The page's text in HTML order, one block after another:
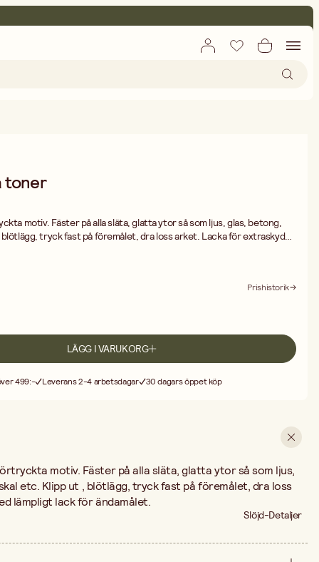
toner
motiv. Fäster på alla släta, glatta ytor så som ljus, glas, betong,
tryck fast på föremålet, dra loss arket. Lacka för extraskydd
Prishistorik
LÄGG I VARUKORG
499:- Leverans 2-4 arbetsdagar 30 dagars öppet köp
motiv. Fäster på alla släta, glatta ytor så som ljus,
etc. Klipp ut , blötlägg, tryck fast på föremålet, dra loss
lämpligt lack för ändamålet.
Slöjd-Detaljer